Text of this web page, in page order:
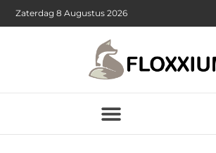
Zaterdag 8 Augustus 2026